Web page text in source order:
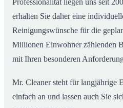
Professionalität liegen uns seit
erhalten Sie daher eine
Reinigungswünsche für die
Millionen Einwohner zählenden
mit Ihren besonderen
Mr. Cleaner steht für langjährige
einfach an und lassen auch Sie